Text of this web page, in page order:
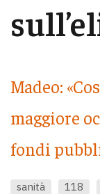
Madeo:
maggiore
fondi
sanità 118